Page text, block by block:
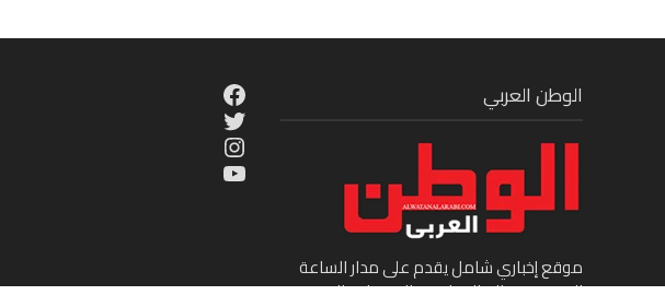
Facebook
Twitter
Instagram
YouTube
الوطن العربي
موقع إخباري شامل يقدم على مدار الساعة
الجديد في عالم السياسة والاقتصاد والفن